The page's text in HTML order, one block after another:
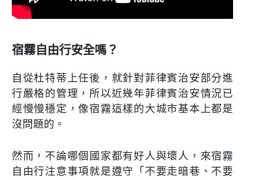
宿霧自由行安全嗎？
自從杜特蒂上任後，就針對菲律賓治安部分進
行嚴格的管理，所以近幾年菲律賓治安情況已
經慢慢穩定，像宿霧這樣的大城市基本上都是
沒問題的。
然而，不論哪個國家都有好人與壞人，來宿霧
自由行注意事項就是遵守「不要走暗巷、不要